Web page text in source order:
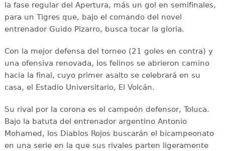
la fase regular del Apertura, más un gol en semifinales,
para un Tigres que, bajo el comando del novel
entrenador Guido Pizarro, busca tocar la gloria.
Con la mejor defensa del torneo (21 goles en contra) y
una ofensiva renovada, los felinos se abrieron camino
hacia la final, cuyo primer asalto se celebrará en su
casa, el Estadio Universitario, El Volcán.
Su rival por la corona es el campeón defensor, Toluca.
Bajo la batuta del entrenador argentino Antonio
Mohamed, los Diablos Rojos buscarán el bicampeonato
en una serie en la que sus rivales parten ligeramente